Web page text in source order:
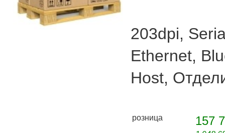
203dpi,
Ethernet,
Host,
розница 157